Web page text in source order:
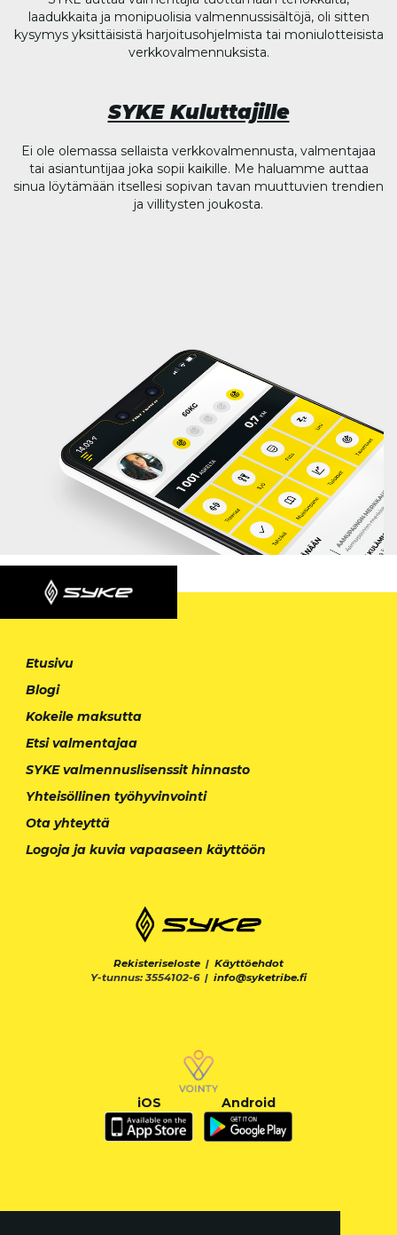
laadukkaita ja monipuolisia valmennussisältöjä, oli sitten
kysymys yksittäisistä harjoitusohjelmista tai moniulotteisista
verkkovalmennuksista.
SYKE Kuluttajille
Ei ole olemassa sellaista verkkovalmennusta, valmentajaa
tai asiantuntijaa joka sopii kaikille. Me haluamme auttaa
sinua löytämään itsellesi sopivan tavan muuttuvien trendien
ja villitysten joukosta.
Etusivu
Blogi
Kokeile maksutta
Etsi valmentajaa
SYKE valmennuslisenssit hinnasto
Yhteisöllinen työhyvinvointi
Ota yhteyttä
Logoja ja kuvia vapaaseen käyttöön
Rekisteriseloste | Käyttöehdot
Y-tunnus: 3554102-6 | info@syketribe.fi
iOS Android